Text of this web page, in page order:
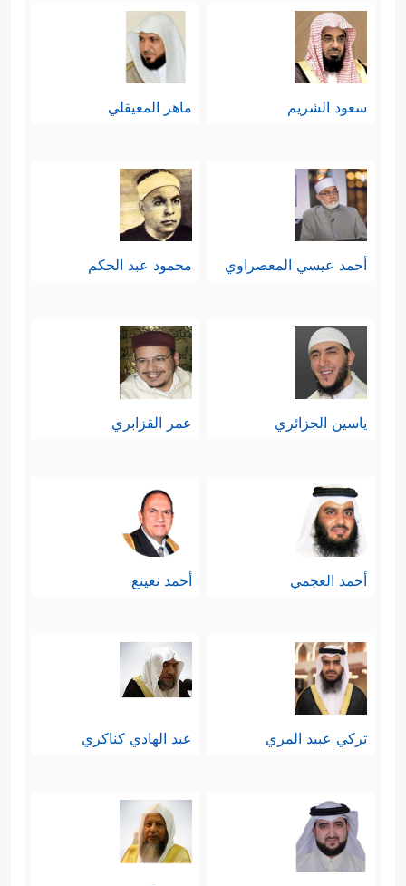
سعود الشريم ماهر المعيقلي
أحمد عيسي المعصراوي محمود عبد الحكم
ياسين الجزائري عمر القزابري
أحمد العجمي أحمد نعينع
تركي عبيد المري عبد الهادي كناكري